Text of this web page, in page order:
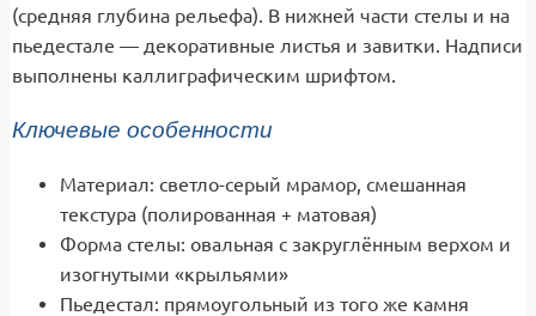
(средняя глубина рельефа). В нижней части стелы и на
пьедестале — декоративные листья и завитки. Надписи
выполнены каллиграфическим шрифтом.
Ключевые особенности
Материал: светло-серый мрамор, смешанная
текстура (полированная + матовая)
Форма стелы: овальная с закруглённым верхом и
изогнутыми «крыльями»
Пьедестал: прямоугольный из того же камня